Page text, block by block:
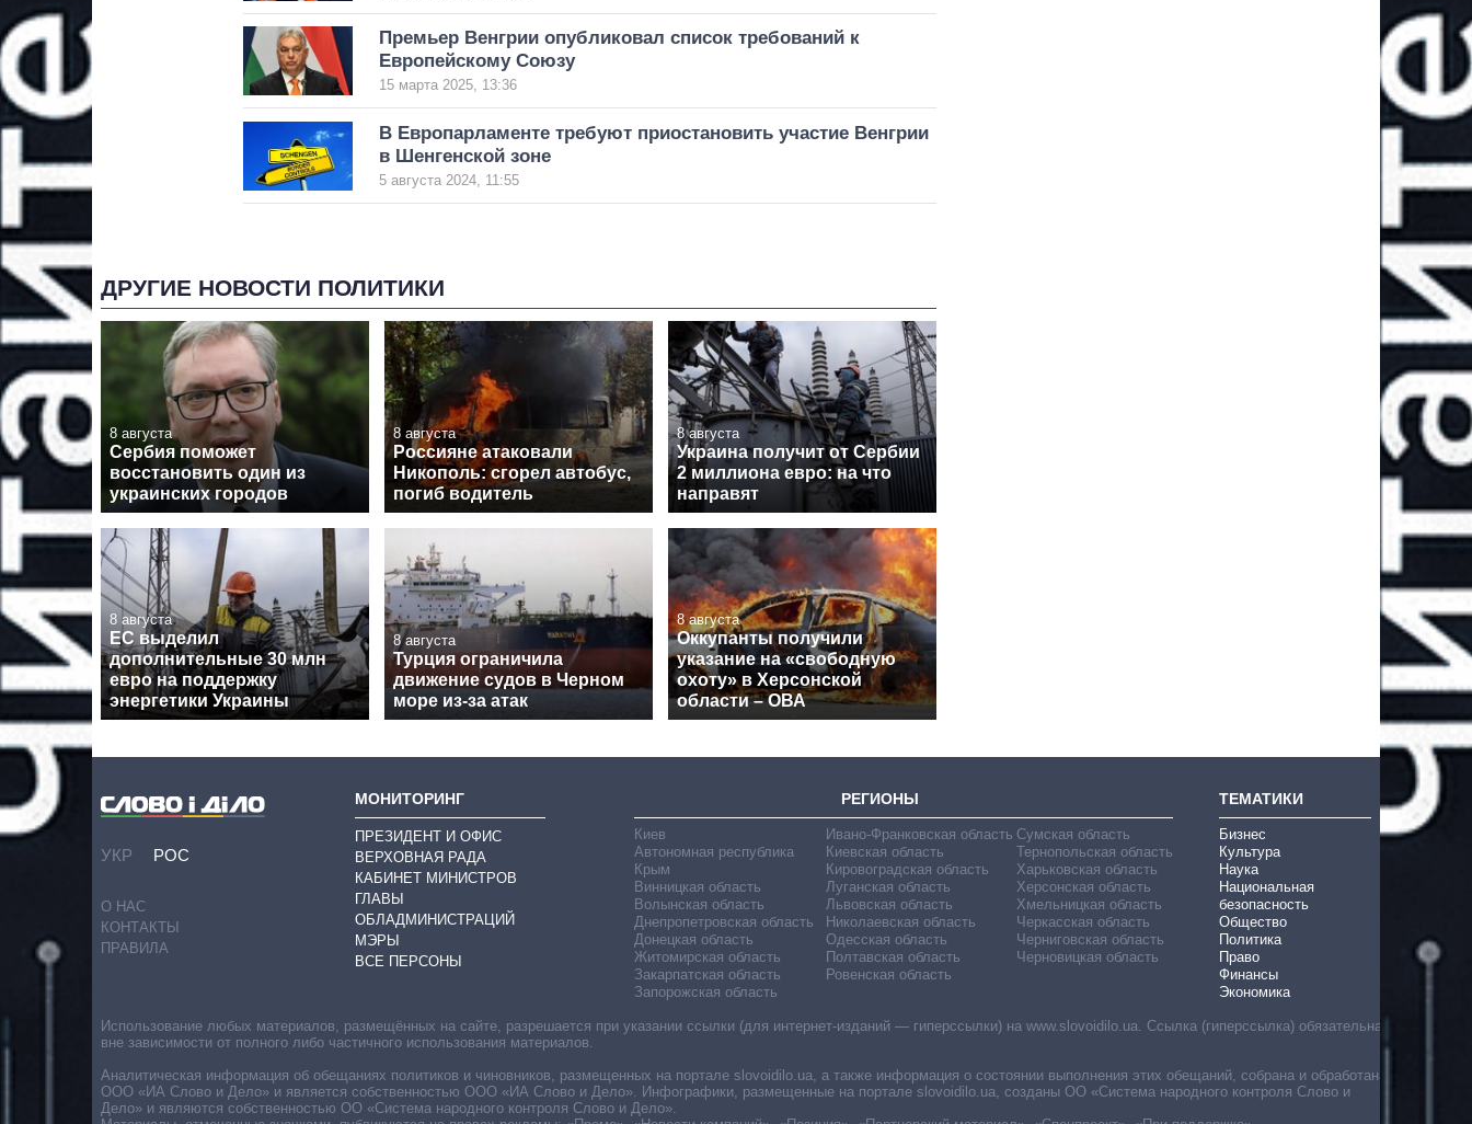
Премьер Венгрии опубликовал список требований к
Европейскому Союзу
15 марта 2025, 13:36
В Европарламенте требуют приостановить участие Венгрии
в Шенгенской зоне
5 августа 2024, 11:55
ДРУГИЕ НОВОСТИ ПОЛИТИКИ
8 августа
Сербия поможет
восстановить один из
украинских городов
8 августа
Россияне атаковали
Никополь: сгорел автобус,
погиб водитель
8 августа
Украина получит от Сербии
2 миллиона евро: на что
направят
8 августа
ЕС выделил
дополнительные 30 млн
евро на поддержку
энергетики Украины
8 августа
Турция ограничила
движение судов в Черном
море из-за атак
8 августа
Оккупанты получили
указание на «свободную
охоту» в Херсонской
области – ОВА
УКР РОС
О НАС
КОНТАКТЫ
ПРАВИЛА
МОНИТОРИНГ
ПРЕЗИДЕНТ И ОФИС
ВЕРХОВНАЯ РАДА
КАБИНЕТ МИНИСТРОВ
ГЛАВЫ
ОБЛАДМИНИСТРАЦИЙ
МЭРЫ
ВСЕ ПЕРСОНЫ
РЕГИОНЫ
Киев
Автономная республика
Крым
Винницкая область
Волынская область
Днепропетровская область
Донецкая область
Житомирская область
Закарпатская область
Запорожская область
Ивано-Франковская область
Киевская область
Кировоградская область
Луганская область
Львовская область
Николаевская область
Одесская область
Полтавская область
Ровенская область
Сумская область
Тернопольская область
Харьковская область
Херсонская область
Хмельницкая область
Черкасская область
Черниговская область
Черновицкая область
ТЕМАТИКИ
Бизнес
Культура
Наука
Национальная
безопасность
Общество
Политика
Право
Финансы
Экономика
Использование любых материалов, размещённых на сайте, разрешается при указании ссылки (для интернет-изданий — гиперссылки) на www.slovoidilo.ua. Ссылка (гиперссылка) обязательна
вне зависимости от полного либо частичного использования материалов.
Аналитическая информация об обещаниях политиков и чиновников, размещенных на портале slovoidilo.ua, а также информация о состоянии выполнения этих обещаний, собрана и обработана
ООО «ИА Слово и Дело» и является собственностью ООО «ИА Слово и Дело». Инфографики, размещенные на портале slovoidilo.ua, созданы ОО «Система народного контроля Слово и
Дело» и являются собственностью ОО «Система народного контроля Слово и Дело».